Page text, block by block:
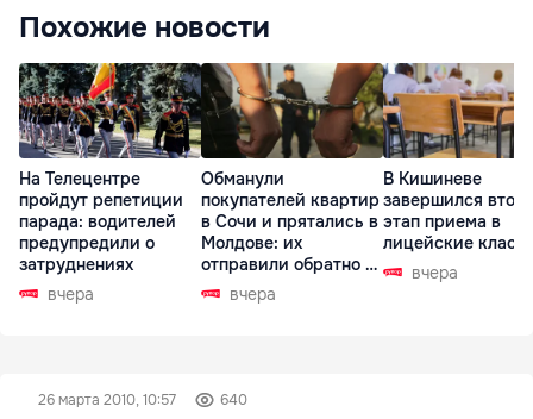
Похожие новости
На Телецентре
пройдут репетиции
парада: водителей
предупредили о
затруднениях
вчера
Обманули
покупателей квартир
в Сочи и прятались в
Молдове: их
отправили обратно в
РФ вчера
В Кишиневе
завершился
этап приема в
лицейские
вчера
26 марта 2010, 10:57 640